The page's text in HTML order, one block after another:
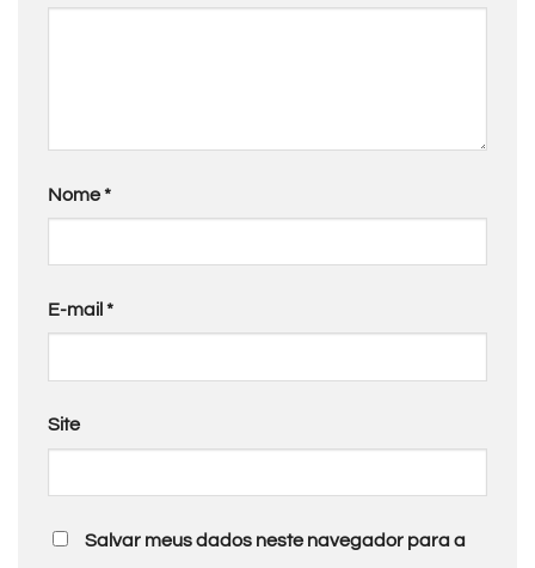
Nome*
E-mail *
Site
Salvar meus dados neste navegador para a